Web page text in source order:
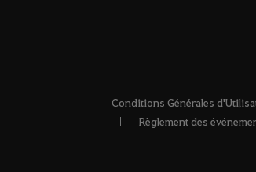
Conditions Générales
Règlement des